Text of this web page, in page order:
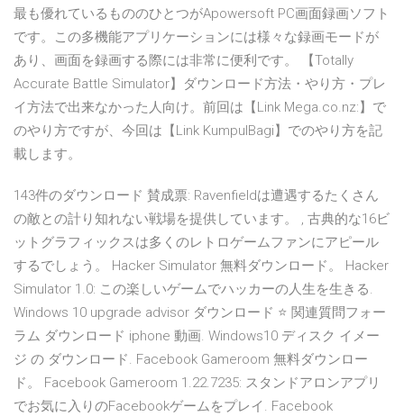
最も優れているもののひとつがApowersoft PC画面録画ソフト
です。この多機能アプリケーションには様々な録画モードが
あり、画面を録画する際には非常に便利です。 【Totally
Accurate Battle Simulator】ダウンロード方法・やり方・プレ
イ方法で出来なかった人向け。前回は【Link Mega.co.nz:】で
のやり方ですが、今回は【Link KumpulBagi】でのやり方を記
載します。
143件のダウンロード 賛成票: Ravenfieldは遭遇するたくさん
の敵との計り知れない戦場を提供しています。 , 古典的な16ビ
ットグラフィックスは多くのレトロゲームファンにアピール
するでしょう。 Hacker Simulator 無料ダウンロード。 Hacker
Simulator 1.0: この楽しいゲームでハッカーの人生を生きる.
Windows 10 upgrade advisor ダウンロード ⭐ 関連質問フォー
ラム ダウンロード iphone 動画. Windows10 ディスク イメー
ジ の ダウンロード. Facebook Gameroom 無料ダウンロー
ド。 Facebook Gameroom 1.22.7235: スタンドアロンアプリ
でお気に入りのFacebookゲームをプレイ. Facebook